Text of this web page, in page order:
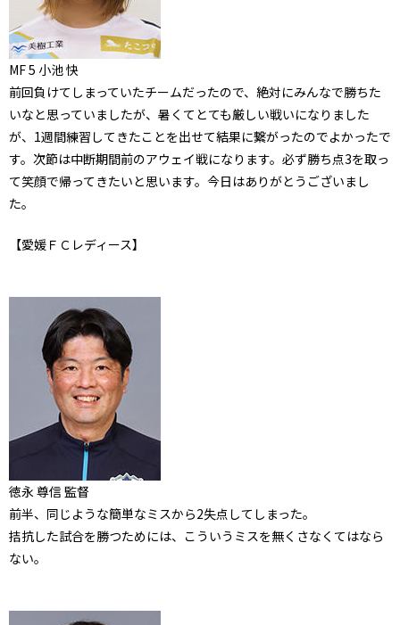
MF 5 小池 快
前回負けてしまっていたチームだったので、絶対にみんなで勝ちた
いなと思っていましたが、暑くてとても厳しい戦いになりました
が、1週間練習してきたことを出せて結果に繋がったのでよかったで
す。次節は中断期間前のアウェイ戦になります。必ず勝ち点3を取っ
て笑顔で帰ってきたいと思います。今日はありがとうございまし
た。
【愛媛ＦＣレディース】
徳永 尊信 監督
前半、同じような簡単なミスから2失点してしまった。
拮抗した試合を勝つためには、こういうミスを無くさなくてはなら
ない。